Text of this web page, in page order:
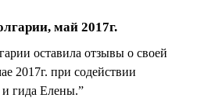
май 2017г.
оставила отзывы о своей
2017г. при содействии
и гида Елены.”